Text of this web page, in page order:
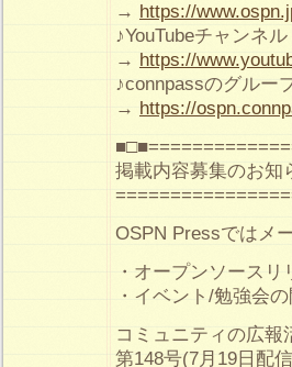
→ https://
♪YouTubeチャンネ
→ https://
♪connpassのグルー
→ https://
掲載内容募集のお知
OSPN Pressではメ
・オープンソースリ
・イベント/勉強会
コミュニティの広報
第148号(7月19日配